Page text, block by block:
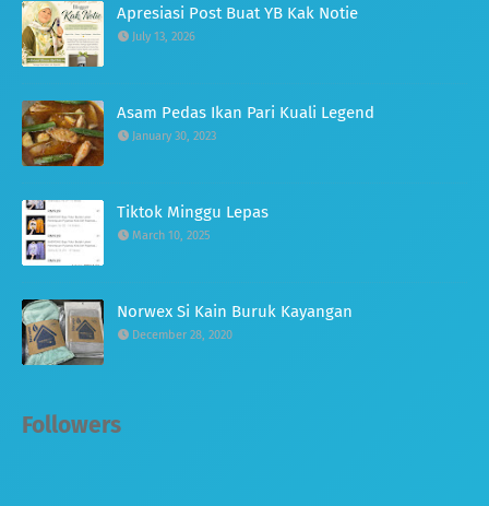
Apresiasi Post Buat YB Kak Notie
July 13, 2026
Asam Pedas Ikan Pari Kuali Legend
January 30, 2023
Tiktok Minggu Lepas
March 10, 2025
Norwex Si Kain Buruk Kayangan
December 28, 2020
Followers